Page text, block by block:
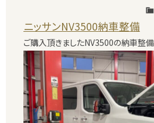
ニッサンNV3500納車整備
ご購入頂きましたNV3500の納車整備